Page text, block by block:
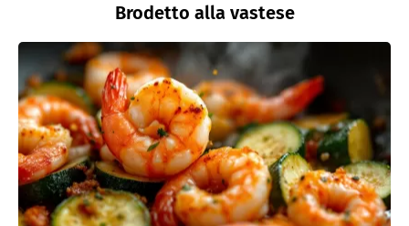
Brodetto alla vastese